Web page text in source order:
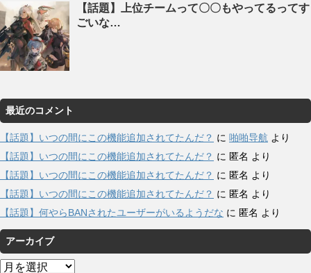
【話題】上位チームって〇〇もやってるってす
ごいな…
最近のコメント
【話題】いつの間にこの機能追加されてたんだ？ に 啪啪导航 より
【話題】いつの間にこの機能追加されてたんだ？ に 匿名 より
【話題】いつの間にこの機能追加されてたんだ？ に 匿名 より
【話題】いつの間にこの機能追加されてたんだ？ に 匿名 より
【話題】何やらBANされたユーザーがいるようだな に 匿名 より
アーカイブ
ア